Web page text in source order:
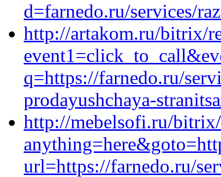
d=farnedo.ru/services/
http://artakom.ru/bitrix/
q=https://farnedo.ru/
prodayushchaya-
http://mebelsofi.ru/
url=https://farnedo.ru/